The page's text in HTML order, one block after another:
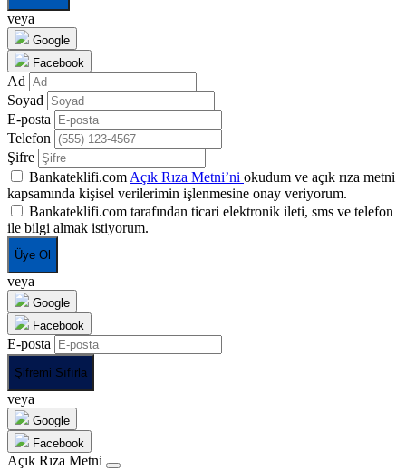
veya
Google
Facebook
Ad
Soyad
E-posta
Telefon
Şifre
Bankateklifi.com Açık Rıza Metni’ni okudum ve açık rıza metni
kapsamında kişisel verilerimin işlenmesine onay veriyorum.
Bankateklifi.com tarafından ticari elektronik ileti, sms ve telefon
ile bilgi almak istiyorum.
Üye Ol
veya
Google
Facebook
E-posta
Şifremi Sıfırla
veya
Google
Facebook
Açık Rıza Metni